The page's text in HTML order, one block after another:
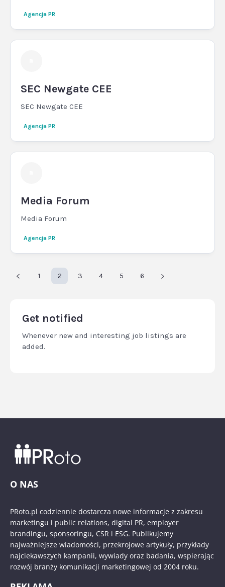
Agencja PR
SEC Newgate CEE
SEC Newgate CEE
Agencja PR
Media Forum
Media Forum
Agencja PR
1 2 3 4 5 6
Get notified
Whenever new and interesting job listings are
added.
O NAS
PRoto.pl codziennie dostarcza nowe informacje z zakresu
marketingu i public relations, digital PR, employer
brandingu, sponsoringu, CSR i ESG. Publikujemy
najważniejsze wiadomości, przekrojowe artykuły, przykłady
najciekawszych kampanii, wywiady oraz badania, wspierając
rozwój branży komunikacji marketingowej od 2004 roku.